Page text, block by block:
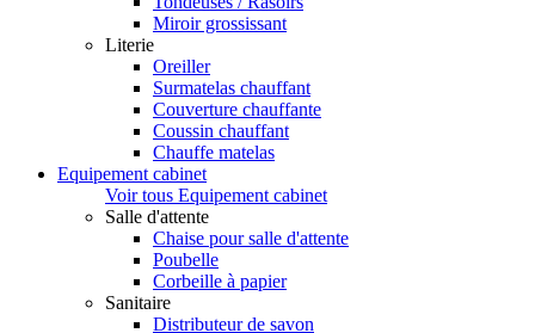
Miroir grossissant
Literie
Oreiller
Surmatelas chauffant
Couverture chauffante
Coussin chauffant
Chauffe matelas
Equipement cabinet
Voir tous Equipement cabinet
Salle d'attente
Chaise pour salle d'attente
Poubelle
Corbeille à papier
Sanitaire
Distributeur de savon